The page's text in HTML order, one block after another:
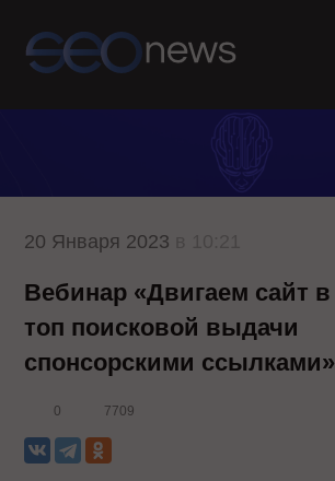
20 Января 2023
Вебинар «Двигаем сайт в
топ поисковой выдачи
спонсорскими ссылками»
0 7709